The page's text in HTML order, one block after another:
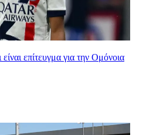
επίτευγμα για την Ομόνοια